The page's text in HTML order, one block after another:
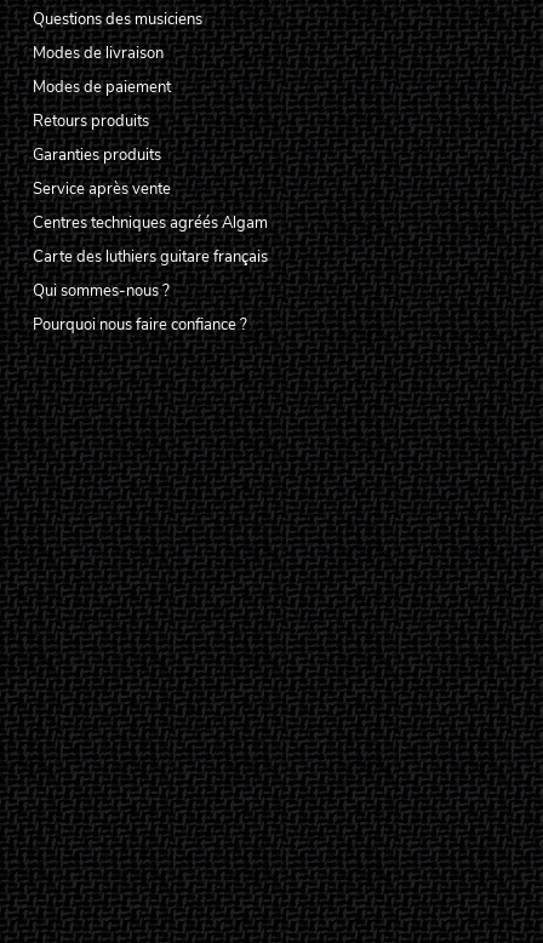
Questions des musiciens
Modes de livraison
Modes de paiement
Retours produits
Garanties produits
Service après vente
Centres techniques agréés Algam
Carte des luthiers guitare français
Qui sommes-nous ?
Pourquoi nous faire confiance ?